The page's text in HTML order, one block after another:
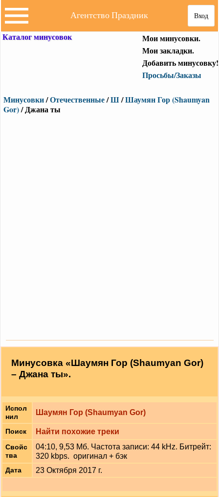
Вход
Агентство Праздник
Каталог минусовок
Мои минусовки.
Мои закладки.
Добавить минусовку!
Просьбы/Заказы
Минусовки/Отечественные/Ш/Шаумян Гор (Shaumyan
Gor)/ Джана ты
Минусовка «Шаумян Гор (Shaumyan Gor)
– Джана ты».
Испол
нил
Шаумян Гор (Shaumyan Gor)
Поиск Найти похожие треки
Свойс
тва
04:10, 9,53 Мб. Частота записи: 44 kHz. Битрейт:
320 kbps. оригинал + бэк
Дата 23 Октября 2017 г.